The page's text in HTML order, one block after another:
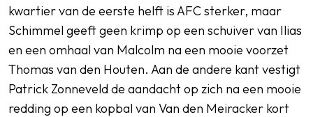
kwartier van de eerste helft is AFC sterker, maar
Schimmel geeft geen krimp op een schuiver van Ilias
en een omhaal van Malcolm na een mooie voorzet
Thomas van den Houten. Aan de andere kant vestigt
Patrick Zonneveld de aandacht op zich na een mooie
redding op een kopbal van Van den Meiracker kort